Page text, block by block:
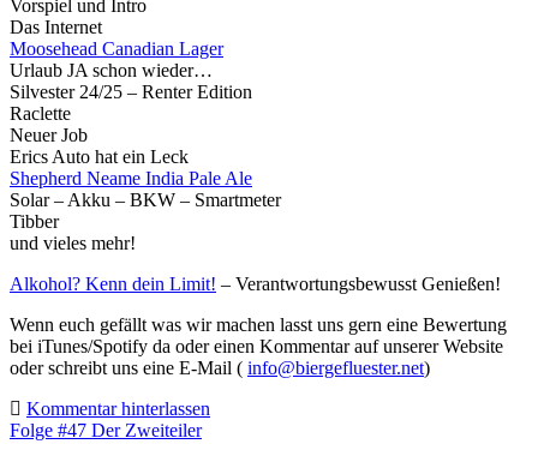
Vorspiel und Intro
Das Internet
Moosehead Canadian Lager
Urlaub JA schon wieder…
Silvester 24/25 – Renter Edition
Raclette
Neuer Job
Erics Auto hat ein Leck
Shepherd Neame India Pale Ale
Solar – Akku – BKW – Smartmeter
Tibber
und vieles mehr!
Alkohol? Kenn dein Limit! – Verantwortungsbewusst Genießen!
Wenn euch gefällt was wir machen lasst uns gern eine Bewertung
bei iTunes/Spotify da oder einen Kommentar auf unserer Website
oder schreibt uns eine E-Mail ( info@biergefluester.net)
Kommentar hinterlassen
Folge #47 Der Zweiteiler